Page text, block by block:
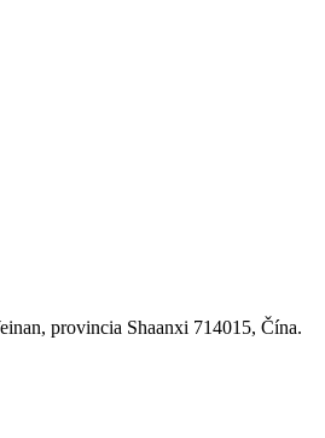
provincia Shaanxi 714015, Čína.